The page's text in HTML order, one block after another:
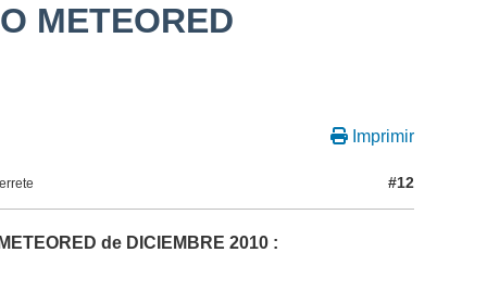
METEORED
Imprimir
#12
de DICIEMBRE 2010 :